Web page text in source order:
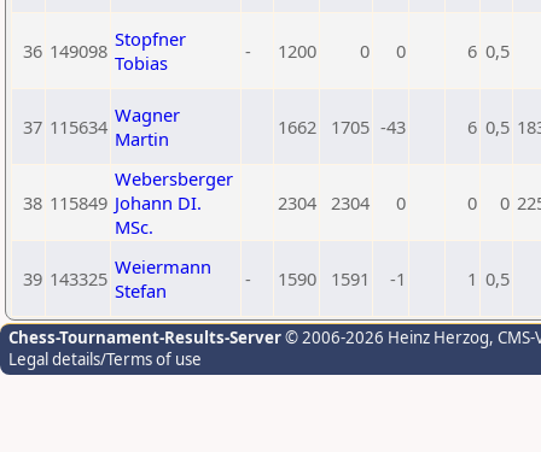
36 149098 Stopfner
Tobias
- 1200 0 0 6 0,5
37 115634 Wagner
Martin
1662 1705 -43 6 0,5
38 115849
Webersberger
Johann DI.
MSc.
2304 2304 0 0 0
39 143325 Weiermann
Stefan
- 1590 1591 -1 1 0,5
Chess-Tournament-Results-Server© 2006-2026 Heinz Herzog,
Legal details/Terms of use